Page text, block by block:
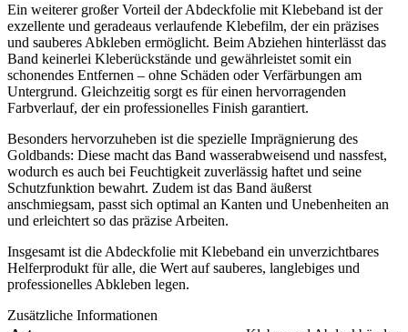
Ein weiterer großer Vorteil der Abdeckfolie mit Klebeband ist der
exzellente und geradeaus verlaufende Klebefilm, der ein präzises
und sauberes Abkleben ermöglicht. Beim Abziehen hinterlässt das
Band keinerlei Kleberückstände und gewährleistet somit ein
schonendes Entfernen – ohne Schäden oder Verfärbungen am
Untergrund. Gleichzeitig sorgt es für einen hervorragenden
Farbverlauf, der ein professionelles Finish garantiert.
Besonders hervorzuheben ist die spezielle Imprägnierung des
Goldbands: Diese macht das Band wasserabweisend und nassfest,
wodurch es auch bei Feuchtigkeit zuverlässig haftet und seine
Schutzfunktion bewahrt. Zudem ist das Band äußerst
anschmiegsam, passt sich optimal an Kanten und Unebenheiten an
und erleichtert so das präzise Arbeiten.
Insgesamt ist die Abdeckfolie mit Klebeband ein unverzichtbares
Helferprodukt für alle, die Wert auf sauberes, langlebiges und
professionelles Abkleben legen.
Zusätzliche Informationen